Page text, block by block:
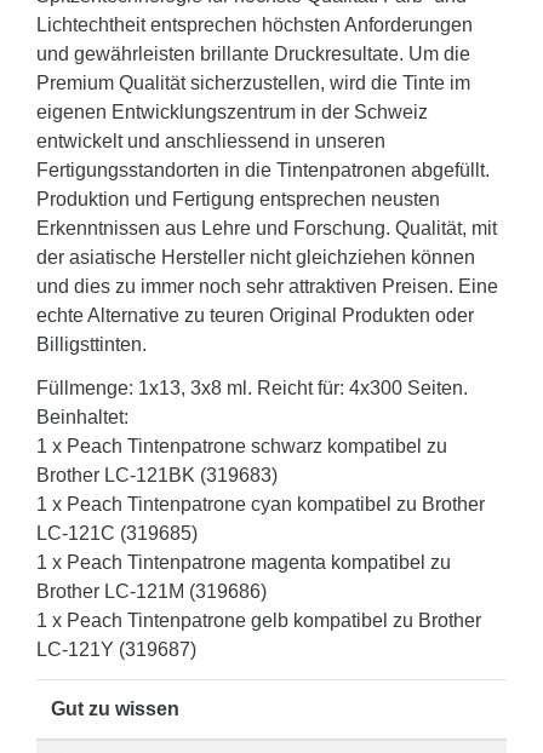
Lichtechtheit entsprechen höchsten Anforderungen
und gewährleisten brillante Druckresultate. Um die
Premium Qualität sicherzustellen, wird die Tinte im
eigenen Entwicklungszentrum in der Schweiz
entwickelt und anschliessend in unseren
Fertigungsstandorten in die Tintenpatronen abgefüllt.
Produktion und Fertigung entsprechen neusten
Erkenntnissen aus Lehre und Forschung. Qualität, mit
der asiatische Hersteller nicht gleichziehen können
und dies zu immer noch sehr attraktiven Preisen. Eine
echte Alternative zu teuren Original Produkten oder
Billigsttinten.
Füllmenge: 1x13, 3x8 ml. Reicht für: 4x300 Seiten.
Beinhaltet:
1 x Peach Tintenpatrone schwarz kompatibel zu
Brother LC-121BK (319683)
1 x Peach Tintenpatrone cyan kompatibel zu Brother
LC-121C (319685)
1 x Peach Tintenpatrone magenta kompatibel zu
Brother LC-121M (319686)
1 x Peach Tintenpatrone gelb kompatibel zu Brother
LC-121Y (319687)
Gut zu wissen